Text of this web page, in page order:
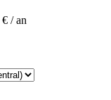
€ / an